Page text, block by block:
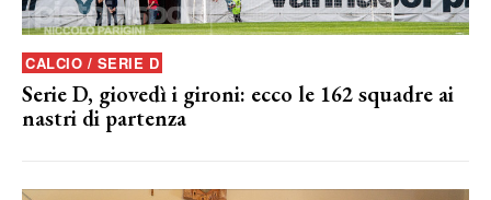
CALCIO / SERIE D
Serie D, giovedì i gironi: ecco le 162 squadre ai
nastri di partenza